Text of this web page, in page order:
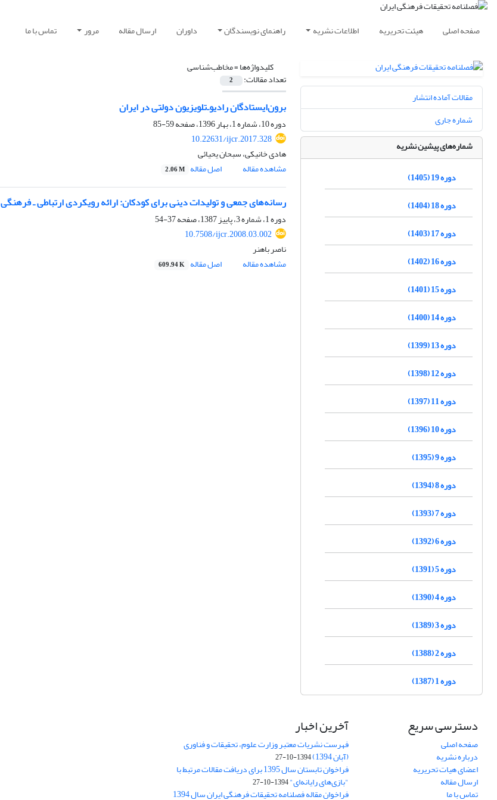
صفحه اصلی هیئت تحریریه اطلاعات نشریه راهنمای نویسندگان داوران ارسال مقاله مرور تماس با ما
کلیدواژه‌ها =مخاطب‌شناسی
تعداد مقالات: 2
برون‌ایستادگان رادیو‌ـ‌تلویزیون دولتی در ایران
دوره 10، شماره 1، بهار 1396، صفحه
59-85
10.22631/ijcr.2017.328
هادی خانیکی، سبحان یحیائی
مشاهده مقاله
اصل مقاله 2.06 M
رسانه‌های جمعی و تولیدات دینی برای کودکان: ارائه رویکردی ارتباطی ـ فرهنگی
دوره 1، شماره 3، پاییز 1387، صفحه
37-54
10.7508/ijcr.2008.03.002
ناصر باهنر
مشاهده مقاله
اصل مقاله 609.94 K
مقالات آماده انتشار
شماره جاری
شماره‌های پیشین نشریه
دوره 19 (1405)
دوره 18 (1404)
دوره 17 (1403)
دوره 16 (1402)
دوره 15 (1401)
دوره 14 (1400)
دوره 13 (1399)
دوره 12 (1398)
دوره 11 (1397)
دوره 10 (1396)
دوره 9 (1395)
دوره 8 (1394)
دوره 7 (1393)
دوره 6 (1392)
دوره 5 (1391)
دوره 4 (1390)
دوره 3 (1389)
دوره 2 (1388)
دوره 1 (1387)
دسترسی سریع
صفحه اصلی
درباره نشریه
اعضای هیات تحریریه
ارسال مقاله
تماس با ما
آخرین اخبار
فهرست نشریات معتبر وزارت علوم، تحقیقات و فناوری
(آبان 1394) 1394-10-27
فراخوان تابستان سال 1395 برای دریافت مقالات مرتبط با
"بازی‌های رایانه‌ای"1394-10-27
فراخوان مقاله فصلنامه تحقیقات فرهنگی ایران سال 1394